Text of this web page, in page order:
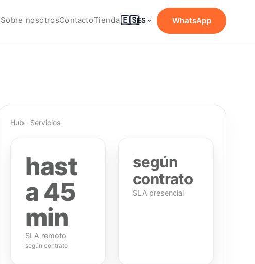
Sobre nosotrosContactoTienda🇪🇸ES WhatsApp
Hub · Servicios
hast
a 45
min
SLA remoto
según contrato
según
contrato
SLA presencial